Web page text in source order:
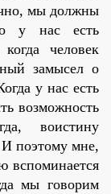
мы должны
у нас есть
человек
замысел о
у нас есть
возможность
воистину
И поэтому мне,
вспоминается
мы говорим